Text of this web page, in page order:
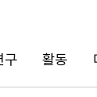
구 활동